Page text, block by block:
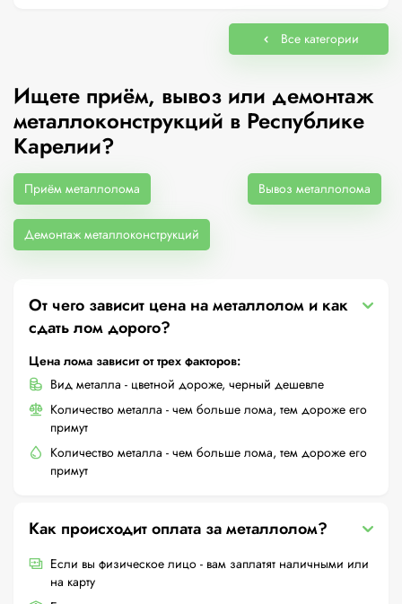
Все категории
Ищете приём, вывоз или демонтаж
металлоконструкций в Республике
Карелии?
Приём металлолома Вывоз металлолома
Демонтаж металлоконструкций
От чего зависит цена на металлолом и как
сдать лом дорого?
Цена лома зависит от трех факторов:
Вид металла - цветной дороже, черный дешевле
Количество металла - чем больше лома, тем дороже его
примут
Количество металла - чем больше лома, тем дороже его
примут
Как происходит оплата за металлолом?
Если вы физическое лицо - вам заплатят наличными или
на карту